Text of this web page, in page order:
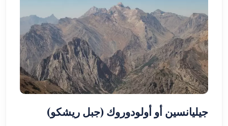
جيليانسين أو أولودوروك (جبل ريشكو)